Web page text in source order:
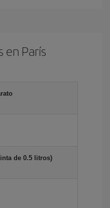
en París
de 0.5 litros)